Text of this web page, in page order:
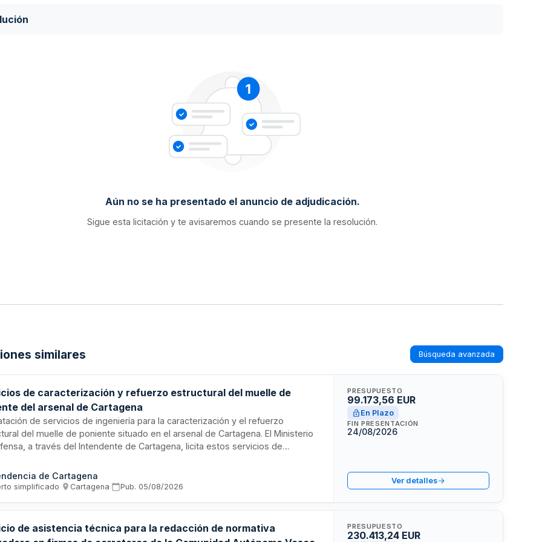
Aún no se ha presentado el anuncio de adjudicación.
Sigue esta licitación y te avisaremos cuando se presente la resolución.
similares Búsqueda avanzada
de caracterización y refuerzo estructural del muelle de
del arsenal de Cartagena
de servicios de ingeniería para la caracterización y el refuerzo
del muelle de poniente situado en el arsenal de Cartagena. El Ministerio
a través del Intendente de Cartagena, licita estos servicios de
portuaria y ejecutar las intervenciones necesarias para su mejora y
El contrato se adjudica mediante procedimiento abierto simplificado
de Cartagena
simplificado· Cartagena· Pub. 05/08/2026
PRESUPUESTO
99.173,56 EUR
En Plazo
FIN PRESENTACIÓN
24/08/2026
Ver detalles
de asistencia técnica para la redacción de normativa
PRESUPUESTO
230.413,24 EUR